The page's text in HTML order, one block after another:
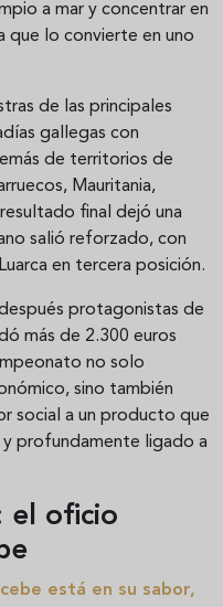
a mar y concentrar en
que lo convierte en uno
de las principales
gallegas con
de territorios de
Mauritania,
final dejó una
salió reforzado, con
en tercera posición.
protagonistas de
más de 2.300 euros
no solo
sino también
social a un producto que
profundamente ligado a
el oficio
está en su sabor,